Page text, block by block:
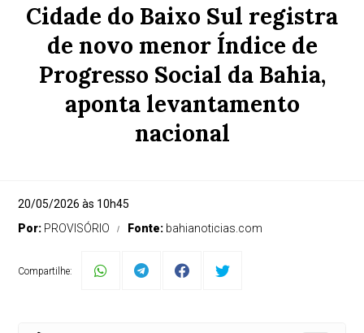
Cidade do Baixo Sul registra
de novo menor Índice de
Progresso Social da Bahia,
aponta levantamento
nacional
20/05/2026 às 10h45
Por: PROVISÓRIO Fonte: bahianoticias.com
Compartilhe: